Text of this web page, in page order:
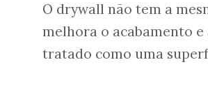
O drywall não tem a
melhora o acabamento
tratado como uma